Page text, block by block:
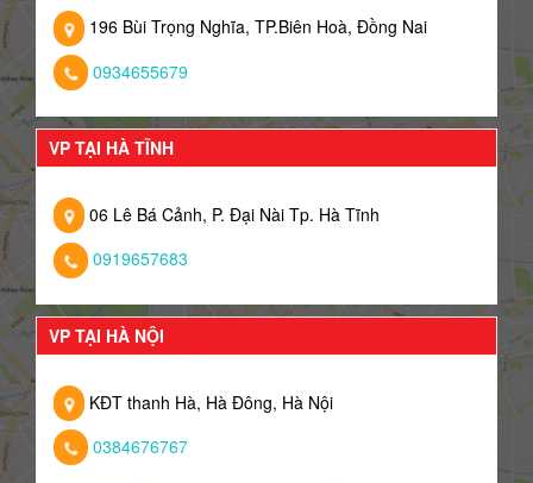
196 Bùi Trọng Nghĩa, TP.Biên Hoà, Đồng Nai
0934655679
VP TẠI HÀ TĨNH
06 Lê Bá Cảnh, P. Đại Nài Tp. Hà Tĩnh
0919657683
VP TẠI HÀ NỘI
KĐT thanh Hà, Hà Đông, Hà Nội
0384676767